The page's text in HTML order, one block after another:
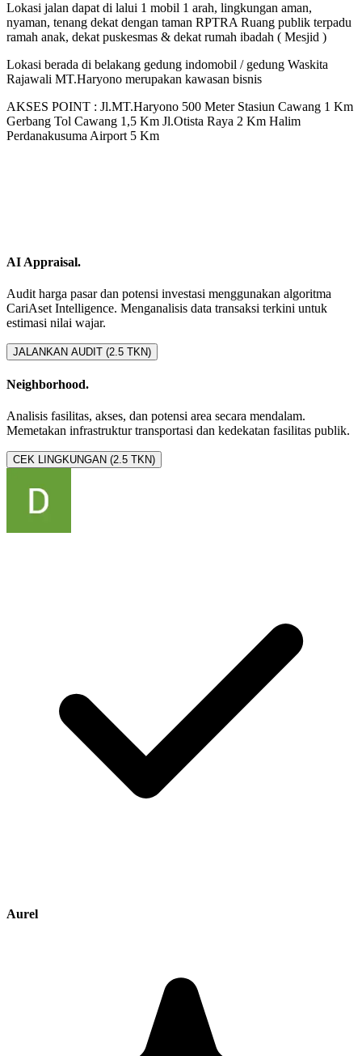
Lokasi jalan dapat di lalui 1 mobil 1 arah, lingkungan aman,
nyaman, tenang dekat dengan taman RPTRA Ruang publik terpadu
ramah anak, dekat puskesmas & dekat rumah ibadah ( Mesjid )
Lokasi berada di belakang gedung indomobil / gedung Waskita
Rajawali MT.Haryono merupakan kawasan bisnis
AKSES POINT : Jl.MT.Haryono 500 Meter Stasiun Cawang 1 Km
Gerbang Tol Cawang 1,5 Km Jl.Otista Raya 2 Km Halim
Perdanakusuma Airport 5 Km
AI Appraisal.
Audit harga pasar dan potensi investasi menggunakan algoritma
CariAset Intelligence. Menganalisis data transaksi terkini untuk
estimasi nilai wajar.
JALANKAN AUDIT (2.5 TKN)
Neighborhood.
Analisis fasilitas, akses, dan potensi area secara mendalam.
Memetakan infrastruktur transportasi dan kedekatan fasilitas publik.
CEK LINGKUNGAN (2.5 TKN)
Aurel